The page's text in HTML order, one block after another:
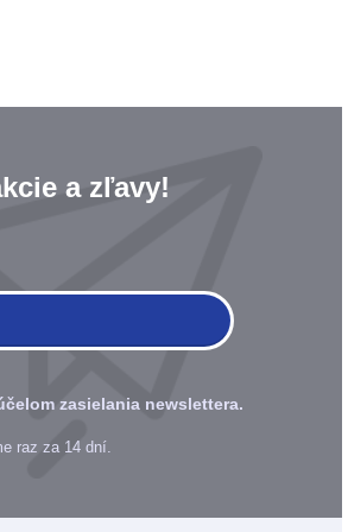
a zľavy!
zasielania newslettera.
raz za 14 dní.